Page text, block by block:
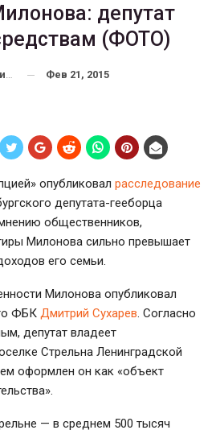
депутат
(ФОТО)
Фев 21, 2015
опубликовал расследование
депутата-гееборца
общественников,
Милонова сильно превышает
его семьи.
Милонова опубликовал
ФБК Дмитрий Сухарев. Согласно
депутат владеет
Стрельна Ленинградской
оформлен он как «объект
— в среднем 500 тысяч